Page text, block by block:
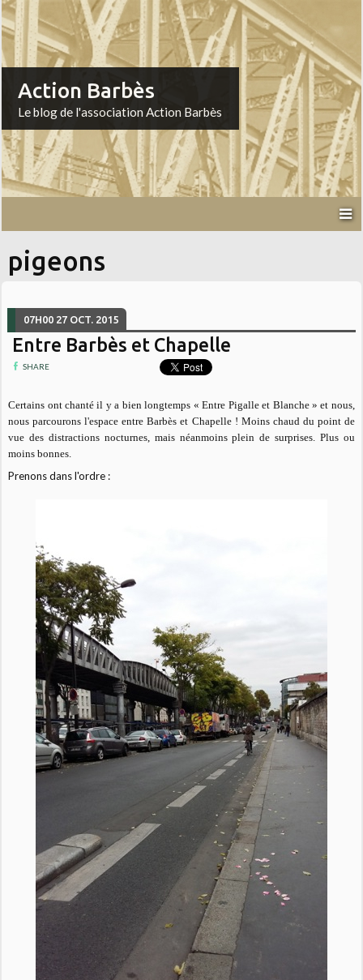
Action Barbès
Le blog de l'association Action Barbès
pigeons
07H00 27 OCT. 2015
Entre Barbès et Chapelle
SHARE
Certains ont chanté il y a bien longtemps « Entre Pigalle et Blanche » et nous,
nous parcourons l'espace entre Barbès et Chapelle ! Moins chaud du point de
vue des distractions nocturnes, mais néanmoins plein de surprises. Plus ou
moins bonnes.
Prenons dans l'ordre :